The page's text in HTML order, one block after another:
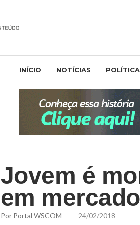
INÍCIO NOTÍCIAS POLÍTICA
Jovem é
em
Por Portal WSCOM 24/02/2018